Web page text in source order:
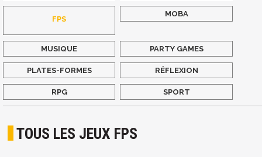
FPS
MOBA
MUSIQUE PARTY GAMES
PLATES-FORMES RÉFLEXION
RPG SPORT
TOUS LES JEUX FPS